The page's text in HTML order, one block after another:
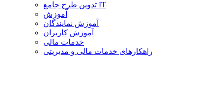
تدوین طرح جامع IT
آموزش
آموزش نمایندگان
آموزش کاربران
خدمات مالی
راهکارهای خدمات مالی و مدیریتی